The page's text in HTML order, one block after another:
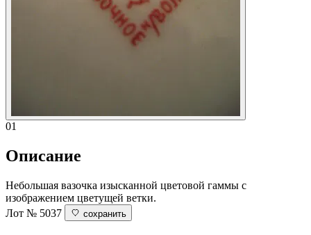
01
Описание
Небольшая вазочка изысканной цветовой гаммы с
изображением цветущей ветки.
Лот № 5037
сохранить